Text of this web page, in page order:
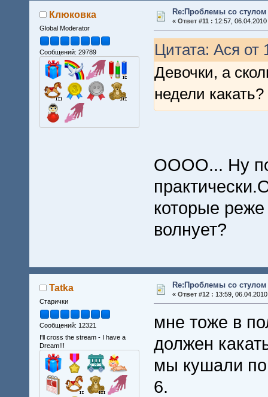
Клюковка
Global Moderator
Сообщений: 29789
Re:Проблемы со стулом
« Ответ #11 : 12:57, 06.04.2010
Цитата: Ася от
Девочки, а
недели какать?
ОООО... Ну
которые реже
волнует?
Tatka
Старички
Сообщений: 12321
I'll cross the stream - I have a
Dream!!!
Re:Проблемы со стулом
« Ответ #12 : 13:59,
мне тоже в
должен
мы кушали по
6.